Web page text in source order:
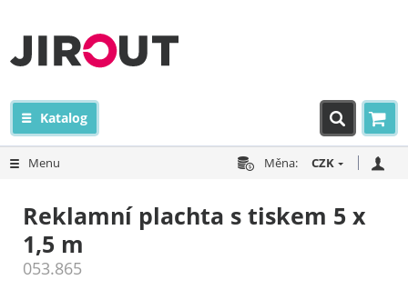
Katalog
Menu Měna: CZK
Reklamní plachta s tiskem 5 x
1,5 m
053.865